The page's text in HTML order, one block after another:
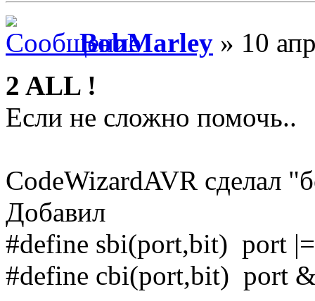
BobMarley » 10
2 ALL !
Если не сложно помочь..
CodeWizardAVR сделал
Добавил
#define sbi(port,bit) port
#define cbi(port,bit) port